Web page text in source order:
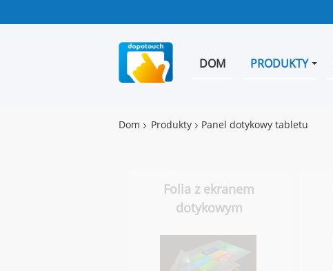
DOM PRODUKTY
Dom Produkty Panel dotykowy tabletu
Folia z ekranem
dotykowym